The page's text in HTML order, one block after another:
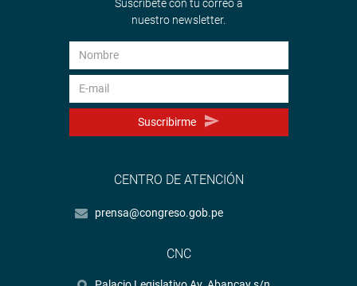
Suscríbete con tu correo a
nuestro newsletter.
Suscribirme
CENTRO DE ATENCIÓN
prensa@congreso.gob.pe
CNC